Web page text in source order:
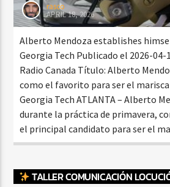
Beone Radio
rasco
APRIL 18, 2026
Alberto Mendoza establishes
Georgia Tech Publicado el 2026-04-
Radio Canada Título: Alberto
como el favorito para ser el
Georgia Tech ATLANTA – Alberto
durante la práctica de primavera,
el principal candidato para ser el
TALLER COMUNICACIÓN